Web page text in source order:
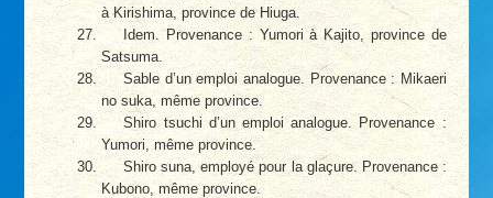
à Kirishima, province de Hiuga.
Idem. Provenance : Yumori à Kajito, province de
Satsuma.
Sable d’un emploi analogue. Provenance : Mikaeri
no suka, même province.
Shiro tsuchi d’un emploi analogue. Provenance :
Yumori, même province.
Shiro suna, employé pour la glaçure. Provenance :
Kubono, même province.